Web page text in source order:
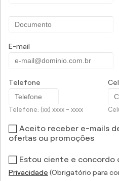
Nome
CPF/CNPJ
E-mail
Telefone
E-mail
Telefone
Telefone: (xx) xxxx - xxxx
Aceito receber e-mails
ofertas ou promoções
Estou ciente e concordo
Privacidade (Obrigatório para